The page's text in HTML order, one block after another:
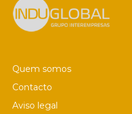
Quem somos
Contacto
Aviso legal